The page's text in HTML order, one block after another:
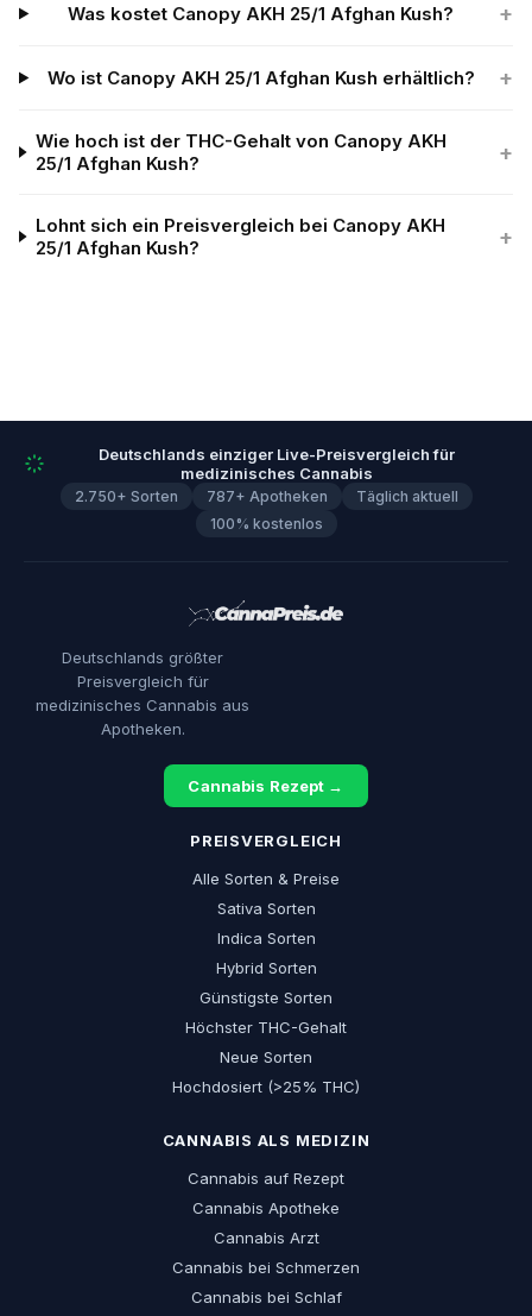
Was kostet Canopy AKH 25/1 Afghan Kush? +
Wo ist Canopy AKH 25/1 Afghan Kush erhältlich? +
Wie hoch ist der THC-Gehalt von Canopy AKH
25/1 Afghan Kush?
+
Lohnt sich ein Preisvergleich bei Canopy AKH
25/1 Afghan Kush?
+
Deutschlands einziger Live-Preisvergleich für
medizinisches Cannabis
2.750+ Sorten 787+ Apotheken
Täglich aktuell
100% kostenlos
Deutschlands größter
Preisvergleich für
medizinisches Cannabis aus
Apotheken.
Cannabis Rezept →
PREISVERGLEICH
Alle Sorten & Preise
Sativa Sorten
Indica Sorten
Hybrid Sorten
Günstigste Sorten
Höchster THC-Gehalt
Neue Sorten
Hochdosiert (>25% THC)
CANNABIS ALS MEDIZIN
Cannabis auf Rezept
Cannabis Apotheke
Cannabis Arzt
Cannabis bei Schmerzen
Cannabis bei Schlaf